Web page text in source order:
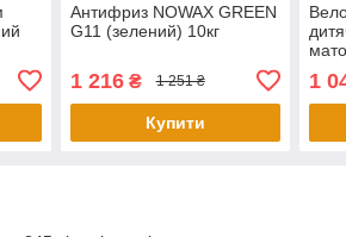
Антифриз NOWAX GREEN
G11 (зелений) 10кг
1 216₴ 1 251 ₴
Купити
1